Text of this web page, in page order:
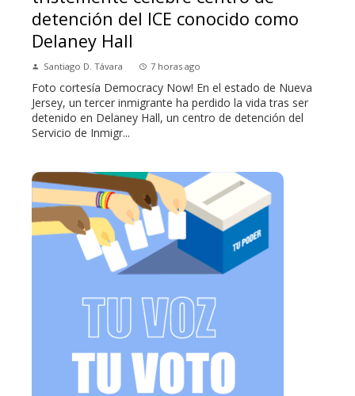
detención del ICE conocido como
Delaney Hall
Santiago D. Távara 7 horas ago
Foto cortesía Democracy Now! En el estado de Nueva
Jersey, un tercer inmigrante ha perdido la vida tras ser
detenido en Delaney Hall, un centro de detención del
Servicio de Inmigr...